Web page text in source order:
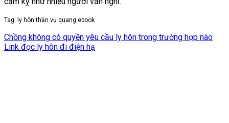
Tag: ly hôn thần vụ quang ebook
Chồng không có quyền yêu cầu ly hôn trong trường hợp nào
Link đọc ly hôn đi điện hạ